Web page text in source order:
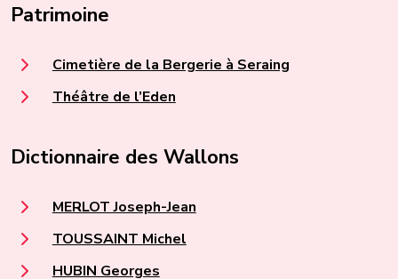
Patrimoine
Cimetière de la Bergerie à Seraing
Théâtre de l’Eden
Dictionnaire des Wallons
MERLOT Joseph-Jean
TOUSSAINT Michel
HUBIN Georges